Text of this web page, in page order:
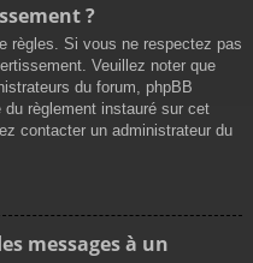
?
règles. Si vous ne respectez pas
Veuillez noter que
du forum, phpBB
du règlement instauré sur cet
contacter un administrateur du
messages à un